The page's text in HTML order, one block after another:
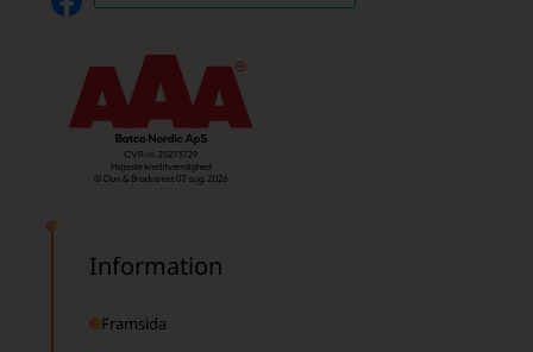
Information
Framsida